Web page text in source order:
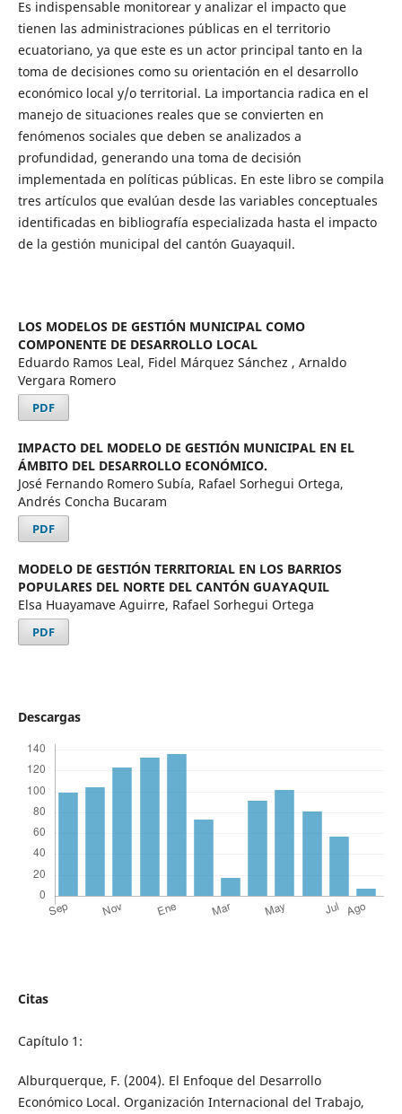
Es indispensable monitorear y analizar el impacto que
tienen las administraciones públicas en el territorio
ecuatoriano, ya que este es un actor principal tanto en la
toma de decisiones como su orientación en el desarrollo
económico local y/o territorial. La importancia radica en el
manejo de situaciones reales que se convierten en
fenómenos sociales que deben se analizados a
profundidad, generando una toma de decisión
implementada en políticas públicas. En este libro se compila
tres artículos que evalúan desde las variables conceptuales
identificadas en bibliografía especializada hasta el impacto
de la gestión municipal del cantón Guayaquil.
LOS MODELOS DE GESTIÓN MUNICIPAL COMO
COMPONENTE DE DESARROLLO LOCAL
Eduardo Ramos Leal, Fidel Márquez Sánchez , Arnaldo
Vergara Romero
PDF
IMPACTO DEL MODELO DE GESTIÓN MUNICIPAL EN EL
ÁMBITO DEL DESARROLLO ECONÓMICO.
José Fernando Romero Subía, Rafael Sorhegui Ortega,
Andrés Concha Bucaram
PDF
MODELO DE GESTIÓN TERRITORIAL EN LOS BARRIOS
POPULARES DEL NORTE DEL CANTÓN GUAYAQUIL
Elsa Huayamave Aguirre, Rafael Sorhegui Ortega
PDF
Descargas
Citas
Capítulo 1:
Alburquerque, F. (2004). El Enfoque del Desarrollo
Económico Local. Organización Internacional del Trabajo,